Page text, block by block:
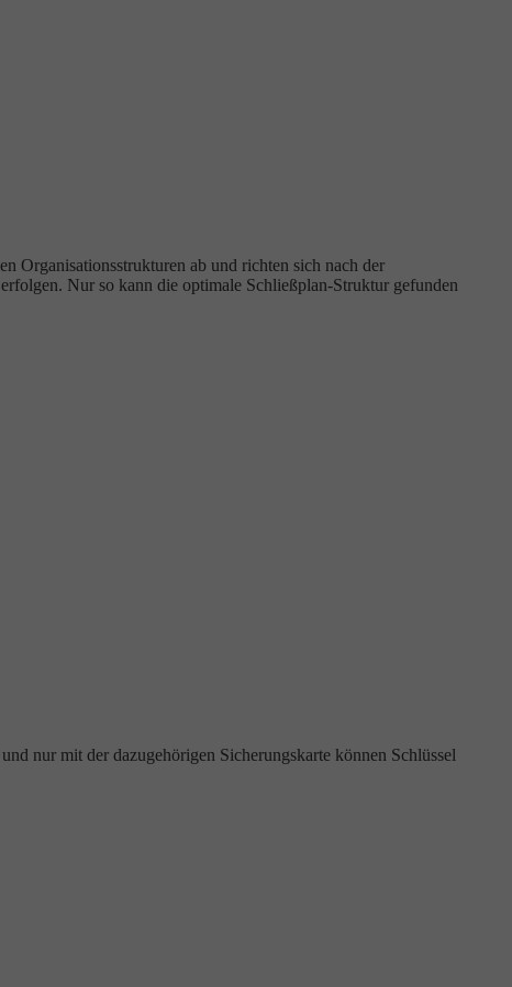
Organisationsstrukturen ab und richten sich nach der
Nur so kann die optimale Schließplan-Struktur gefunden
nur mit der dazugehörigen Sicherungskarte können Schlüssel